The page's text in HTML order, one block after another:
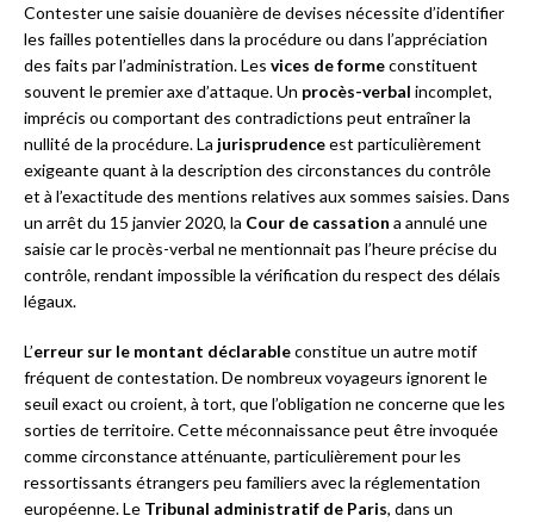
Contester une saisie douanière de devises nécessite d’identifier
les failles potentielles dans la procédure ou dans l’appréciation
des faits par l’administration. Les vices de formeconstituent
souvent le premier axe d’attaque. Un procès-verbal incomplet,
imprécis ou comportant des contradictions peut entraîner la
nullité de la procédure. La jurisprudenceest particulièrement
exigeante quant à la description des circonstances du contrôle
et à l’exactitude des mentions relatives aux sommes saisies. Dans
un arrêt du 15 janvier 2020, la Cour de cassation a annulé une
saisie car le procès-verbal ne mentionnait pas l’heure précise du
contrôle, rendant impossible la vérification du respect des délais
légaux.
L’erreur sur le montant déclarableconstitue un autre motif
fréquent de contestation. De nombreux voyageurs ignorent le
seuil exact ou croient, à tort, que l’obligation ne concerne que les
sorties de territoire. Cette méconnaissance peut être invoquée
comme circonstance atténuante, particulièrement pour les
ressortissants étrangers peu familiers avec la réglementation
européenne. Le Tribunal administratif de Paris, dans un